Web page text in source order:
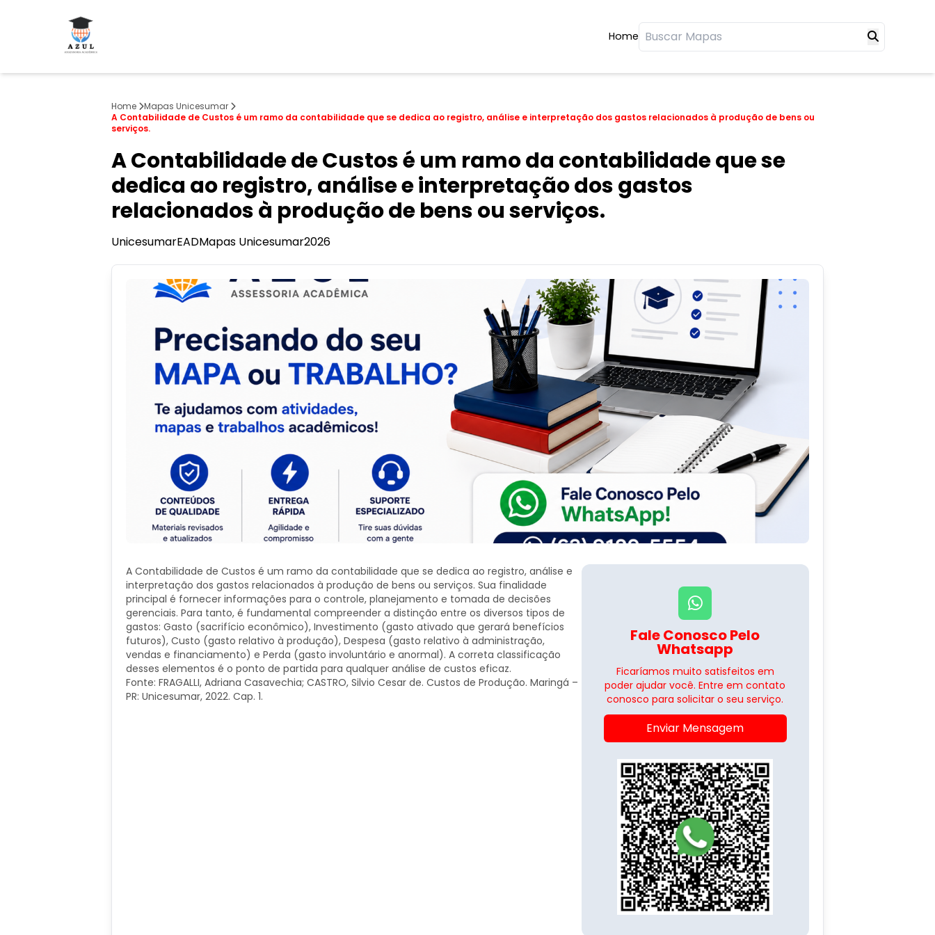
Home
Home
Mapas Unicesumar
A Contabilidade de Custos é um ramo da contabilidade que se dedica ao registro, análise e interpretação dos gastos relacionados à produção de bens ou
serviços.
A Contabilidade de Custos é um ramo da contabilidade que se
dedica ao registro, análise e interpretação dos gastos
relacionados à produção de bens ou serviços.
UnicesumarEADMapas Unicesumar2026
A Contabilidade de Custos é um ramo da contabilidade que se dedica ao registro, análise e
interpretação dos gastos relacionados à produção de bens ou serviços. Sua finalidade
principal é fornecer informações para o controle, planejamento e tomada de decisões
gerenciais. Para tanto, é fundamental compreender a distinção entre os diversos tipos de
gastos: Gasto (sacrifício econômico), Investimento (gasto ativado que gerará benefícios
futuros), Custo (gasto relativo à produção), Despesa (gasto relativo à administração,
vendas e financiamento) e Perda (gasto involuntário e anormal). A correta classificação
desses elementos é o ponto de partida para qualquer análise de custos eficaz.
Fonte: FRAGALLI, Adriana Casavechia; CASTRO, Silvio Cesar de. Custos de Produção. Maringá –
PR: Unicesumar, 2022. Cap. 1.
Fale Conosco Pelo
Whatsapp
Ficaríamos muito satisfeitos em
poder ajudar você. Entre em contato
conosco para solicitar o seu serviço.
Enviar Mensagem